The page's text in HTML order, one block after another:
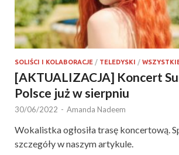
SOLIŚCI I KOLABORACJE / TELEDYSKI /
[AKTUALIZACJA] Koncert
Polsce już w sierpniu
30/06/2022 - Amanda Nadeem
Wokalistka ogłosiła trasę koncertową.
szczegóły w naszym artykule.